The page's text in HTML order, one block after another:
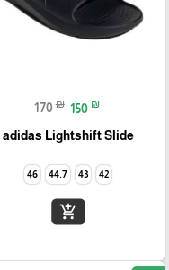
170 ₪ 150 ₪
adidas Lightshift Slide‏
42
43
44.7
46
add_shopping_cart